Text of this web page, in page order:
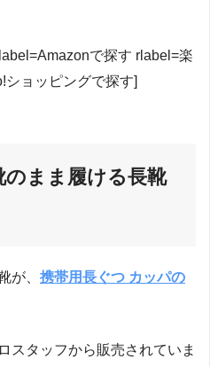
で探す rlabel=楽
ショッピングで探す]
まま履ける長靴
が、 携帯用長ぐつ カッパの
スタッフから販売されていま